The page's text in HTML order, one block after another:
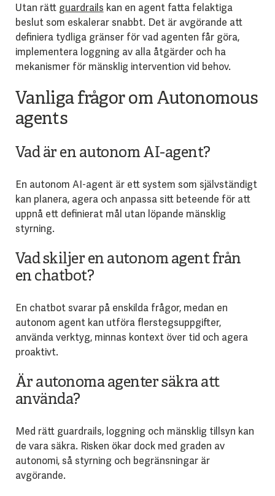
Utan rätt guardrails kan en agent fatta felaktiga
beslut som eskalerar snabbt. Det är avgörande att
definiera tydliga gränser för vad agenten får göra,
implementera loggning av alla åtgärder och ha
mekanismer för mänsklig intervention vid behov.
Vanliga frågor om Autonomous
agents
Vad är en autonom AI-agent?
En autonom AI-agent är ett system som självständigt
kan planera, agera och anpassa sitt beteende för att
uppnå ett definierat mål utan löpande mänsklig
styrning.
Vad skiljer en autonom agent från
en chatbot?
En chatbot svarar på enskilda frågor, medan en
autonom agent kan utföra flerstegsuppgifter,
använda verktyg, minnas kontext över tid och agera
proaktivt.
Är autonoma agenter säkra att
använda?
Med rätt guardrails, loggning och mänsklig tillsyn kan
de vara säkra. Risken ökar dock med graden av
autonomi, så styrning och begränsningar är
avgörande.